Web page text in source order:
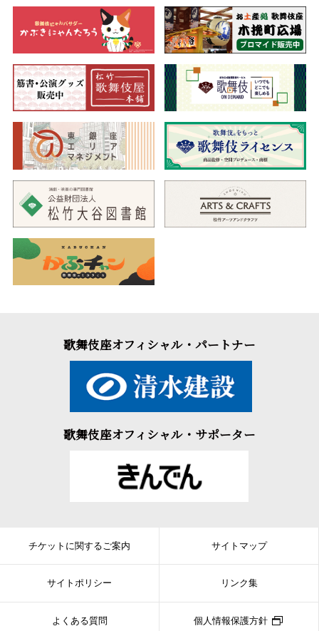
歌舞伎座オフィシャル・パートナー
歌舞伎座オフィシャル・サポーター
チケットに関するご案内 サイトマップ
サイトポリシー リンク集
よくある質問 個人情報保護方針